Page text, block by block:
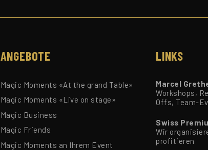
ANGEBOTE
Magic Moments «At the grand Table»
Magic Moments «Live on stage»
Magic Business
Magic Friends
Magic Moments an Ihrem Event
LINKS
Marcel
Workshops,
Offs, Team-
Swiss
Wir
profitieren